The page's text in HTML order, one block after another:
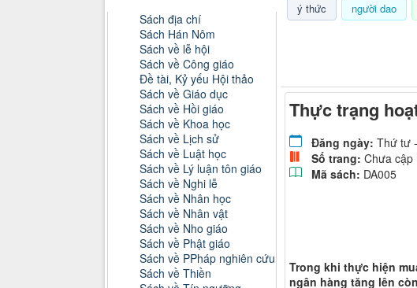
ý thức người dao
Thực trạng
Đăng ngày: Thứ tư
Số trang: Chưa cập
Mã sách: DA005
Trong khi thực hiện
ngân hàng tăng lên
Sách địa chí
Sách Hán Nôm
Sách về lễ hội
Sách về Công giáo
Đề tài, Kỷ yếu Hội thảo
Sách về Giáo dục
Sách về Hồi giáo
Sách về Khoa học
Sách về Lịch sử
Sách về Luật học
Sách về Lý luận tôn giáo
Sách về Nghi lễ
Sách về Nhân học
Sách về Nhân vật
Sách về Nho giáo
Sách về Phật giáo
Sách về PPháp nghiên cứu
Sách về Thiền